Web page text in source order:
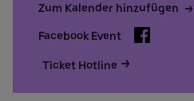
Zum Kalender hinzufügen
Facebook Event Facebook
Ticket Hotline